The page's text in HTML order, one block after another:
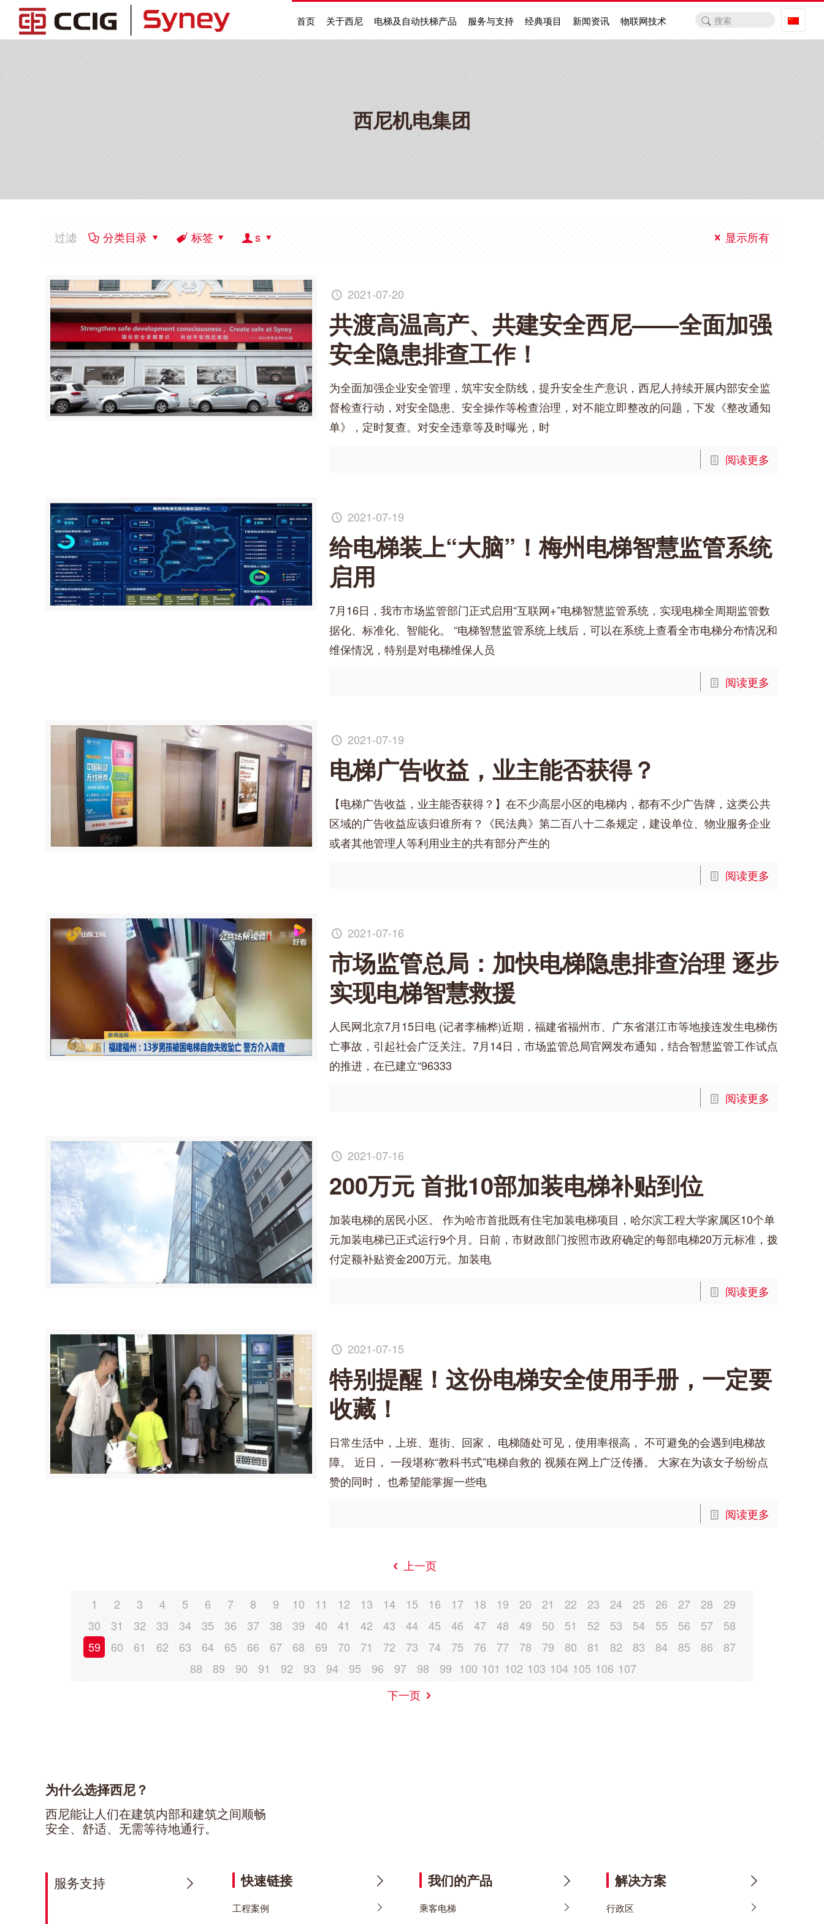
首页 关于西尼 电梯及自动扶梯产品 服务与支持 经典项目 新闻资讯 物联网技术
西尼机电集团
过滤 分类目录 标签 s 显示所有
2021-07-20
共渡高温高产、共建安全西尼——全面加强
安全隐患排查工作！
为全面加强企业安全管理，筑牢安全防线，提升安全生产意识，西尼人持续开展内部安全监
督检查行动，对安全隐患、安全操作等检查治理，对不能立即整改的问题，下发《整改通知
单》，定时复查。对安全违章等及时曝光，时
阅读更多
2021-07-19
给电梯装上“大脑”！梅州电梯智慧监管系统
启用
7月16日，我市市场监管部门正式启用“互联网+”电梯智慧监管系统，实现电梯全周期监管数
据化、标准化、智能化。 “电梯智慧监管系统上线后，可以在系统上查看全市电梯分布情况和
维保情况，特别是对电梯维保人员
阅读更多
2021-07-19
电梯广告收益，业主能否获得？
【电梯广告收益，业主能否获得？】在不少高层小区的电梯内，都有不少广告牌，这类公共
区域的广告收益应该归谁所有？《民法典》第二百八十二条规定，建设单位、物业服务企业
或者其他管理人等利用业主的共有部分产生的
阅读更多
2021-07-16
市场监管总局：加快电梯隐患排查治理 逐步
实现电梯智慧救援
人民网北京7月15日电 (记者李楠桦)近期，福建省福州市、广东省湛江市等地接连发生电梯伤
亡事故，引起社会广泛关注。7月14日，市场监管总局官网发布通知，结合智慧监管工作试点
的推进，在已建立“96333
阅读更多
2021-07-16
200万元 首批10部加装电梯补贴到位
加装电梯的居民小区。 作为哈市首批既有住宅加装电梯项目，哈尔滨工程大学家属区10个单
元加装电梯已正式运行9个月。日前，市财政部门按照市政府确定的每部电梯20万元标准，拨
付定额补贴资金200万元。加装电
阅读更多
2021-07-15
特别提醒！这份电梯安全使用手册，一定要
收藏！
日常生活中，上班、逛街、回家， 电梯随处可见，使用率很高， 不可避免的会遇到电梯故
障。 近日， 一段堪称“教科书式”电梯自救的 视频在网上广泛传播。 大家在为该女子纷纷点
赞的同时， 也希望能掌握一些电
阅读更多
上一页
1 2 3 4 5 6 7 8 9 10 11 12 13 14 15 16 17 18 19 20 21 22 23 24 25 26 27 28
29
30
31 32 33 34 35 36 37 38 39 40 41 42 43 44 45 46 47 48 49 50 51 52 53 54 55 56 57
58
59
60 61 62 63 64 65 66 67 68 69 70 71 72 73 74 75 76 77 78 79 80 81 82 83 84 85 86
87
88
89 90 91 92 93 94 95 96 97 98 99 100 101 102 103 104 105 106 107
下一页
为什么选择西尼？
西尼能让人们在建筑内部和建筑之间顺畅
安全、舒适、无需等待地通行。
服务支持 快速链接
工程案例
我们的产品
乘客电梯
解决方案
行政区